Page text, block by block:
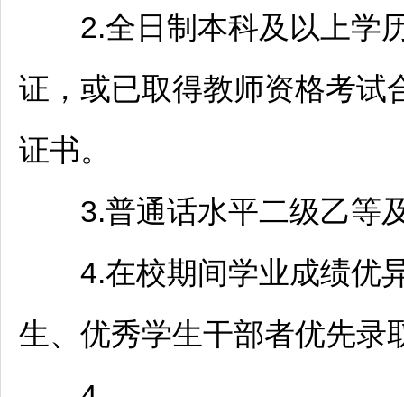
2.全日制本科及以上学
证，或已取得教师资格考试
证书。
3.普通话水平二级乙等
4.在校期间学业成绩优异
生、优秀学生干部者优先录